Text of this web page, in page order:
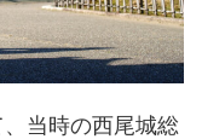
当時の西尾城総